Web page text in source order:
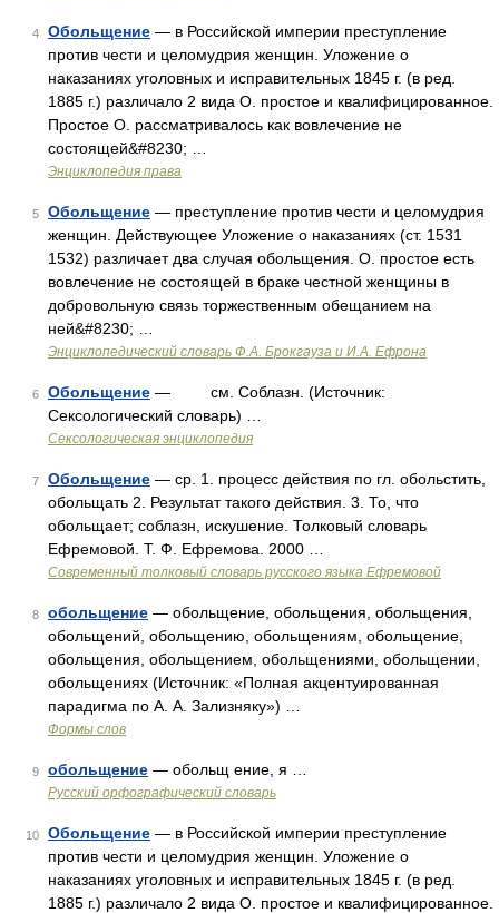
4 Обольщение — в Российской империи преступление
против чести и целомудрия женщин. Уложение о
наказаниях уголовных и исправительных 1845 г. (в ред.
1885 г.) различало 2 вида О. простое и квалифицированное.
Простое О. рассматривалось как вовлечение не
состоящей&#8230; …
Энциклопедия права
5 Обольщение — преступление против чести и целомудрия
женщин. Действующее Уложение о наказаниях (ст. 1531
1532) различает два случая обольщения. О. простое есть
вовлечение не состоящей в браке честной женщины в
добровольную связь торжественным обещанием на
ней&#8230; …
Энциклопедический словарь Ф.А. Брокгауза и И.А. Ефрона
6 Обольщение — см. Соблазн. (Источник:
Сексологический словарь) …
Сексологическая энциклопедия
7 Обольщение — ср. 1. процесс действия по гл. обольстить,
обольщать 2. Результат такого действия. 3. То, что
обольщает; соблазн, искушение. Толковый словарь
Ефремовой. Т. Ф. Ефремова. 2000 …
Современный толковый словарь русского языка Ефремовой
8 обольщение — обольщение, обольщения, обольщения,
обольщений, обольщению, обольщениям, обольщение,
обольщения, обольщением, обольщениями, обольщении,
обольщениях (Источник: «Полная акцентуированная
парадигма по А. А. Зализняку») …
Формы слов
9 обольщение — обольщ ение, я …
Русский орфографический словарь
10 Обольщение — в Российской империи преступление
против чести и целомудрия женщин. Уложение о
наказаниях уголовных и исправительных 1845 г. (в ред.
1885 г.) различало 2 вида О. простое и квалифицированное.